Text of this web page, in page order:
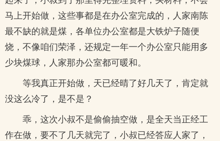
马上开始做，这些事都是在办公室完成的，人家南陈
最不缺的就是煤，各单位办公室都是大铁炉子随便
烧，不像咱们荣泽，还规定一年一个办公室只能用多
少块煤球，人家那办公室都可暖和。
等我真正开始做，天已经晴了好几天了，肯定就
没这么冷了，是不是？
乖，这次小叔不是偷偷抽空做，是全天当正经工
作在做，要不了几天就完了，小叔已经答应人家了，